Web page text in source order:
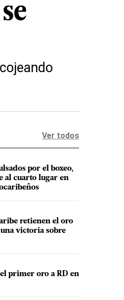
Ver todos
por el boxeo,
al cuarto lugar en
retienen el oro
victoria sobre
primer oro a RD en